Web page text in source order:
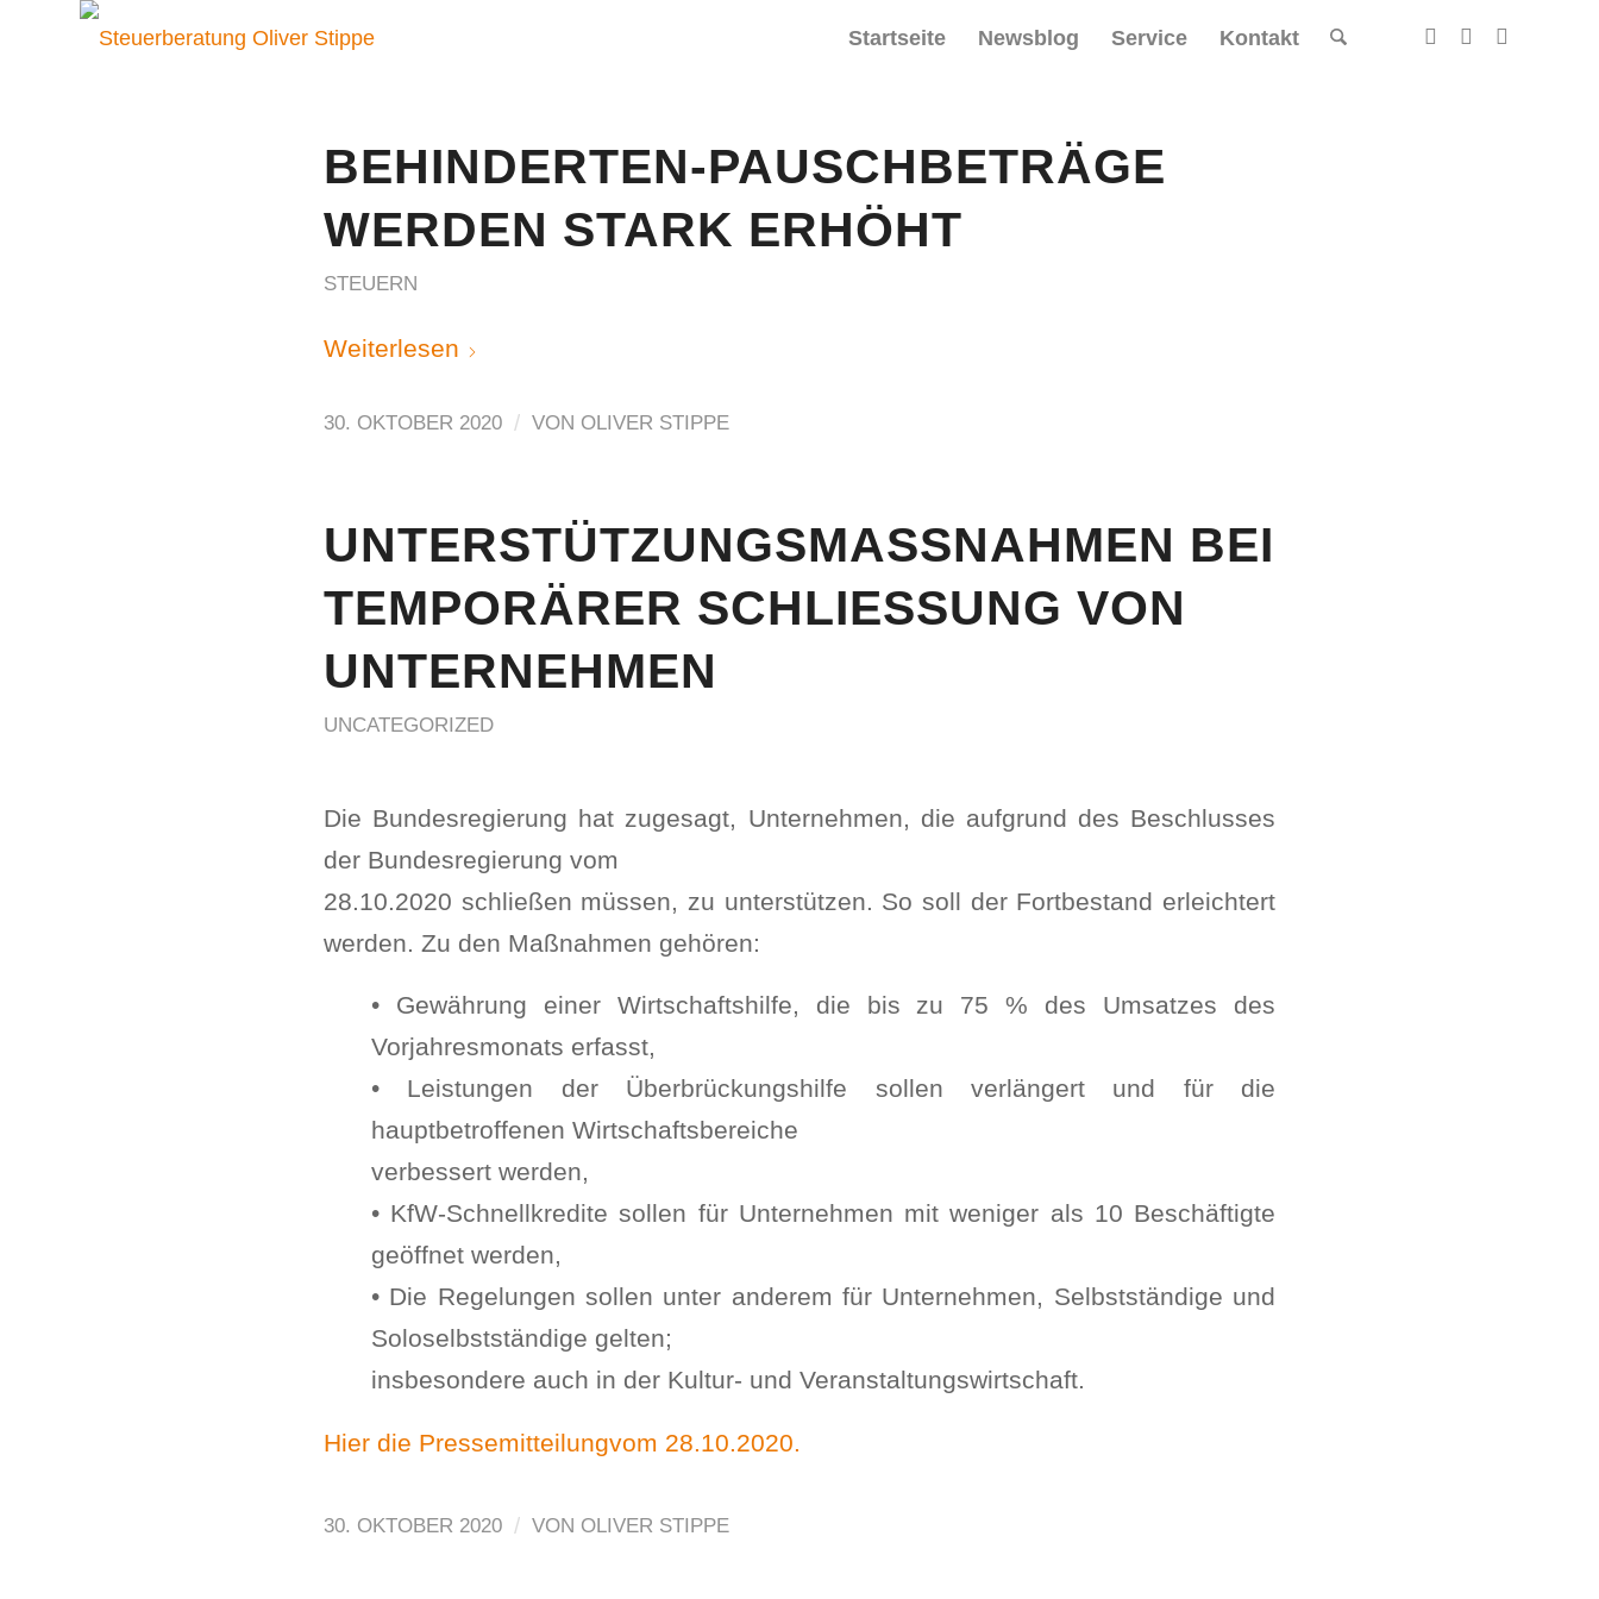
Startseite Newsblog Service Kontakt
BEHINDERTEN-PAUSCHBETRÄGE
WERDEN STARK ERHÖHT
STEUERN
Weiterlesen
30. OKTOBER 2020 / VON OLIVER STIPPE
UNTERSTÜTZUNGSMASSNAHMEN BEI T
EMPORÄRER SCHLIESSUNG VON UN
TERNEHMEN
UNCATEGORIZED
Die Bundesregierung hat zugesagt, Unternehmen, die aufgrund des Beschlusses
der Bundesregierung vom
28.10.2020 schließen müssen, zu unterstützen. So soll der Fortbestand erleichtert
werden. Zu den Maßnahmen gehören:
• Gewährung einer Wirtschaftshilfe, die bis zu 75 % des Umsatzes des
Vorjahresmonats erfasst,
• Leistungen der Überbrückungshilfe sollen verlängert und für die
hauptbetroffenen Wirtschaftsbereiche
verbessert werden,
• KfW-Schnellkredite sollen für Unternehmen mit weniger als 10 Beschäftigte
geöffnet werden,
• Die Regelungen sollen unter anderem für Unternehmen, Selbstständige und
Soloselbstständige gelten;
insbesondere auch in der Kultur- und Veranstaltungswirtschaft.
Hier die Pressemitteilungvom 28.10.2020.
30. OKTOBER 2020 / VON OLIVER STIPPE